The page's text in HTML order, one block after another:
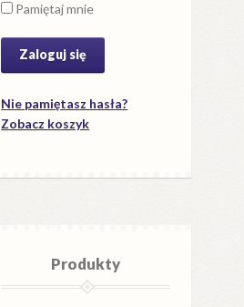
Pamiętaj mnie
Nie pamiętasz hasła?
Zobacz koszyk
Produkty